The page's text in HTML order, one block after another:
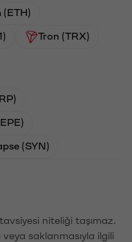
(ETH)
Tron (TRX)
(SYN)
niteliği taşımaz.
veya saklanmasıyla ilgili